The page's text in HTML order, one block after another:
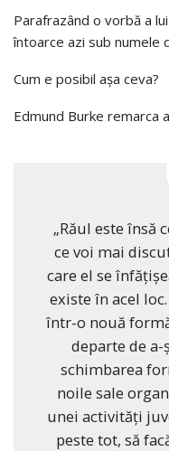
Parafrazând o vorbă a
întoarce azi sub numele
Cum e posibil așa ceva?
Edmund Burke remarca
„Răul este însă
ce voi mai
care el se
existe în acel
într-o nouă
departe de
schimbarea
noile sale
unei activităţi
peste tot, să